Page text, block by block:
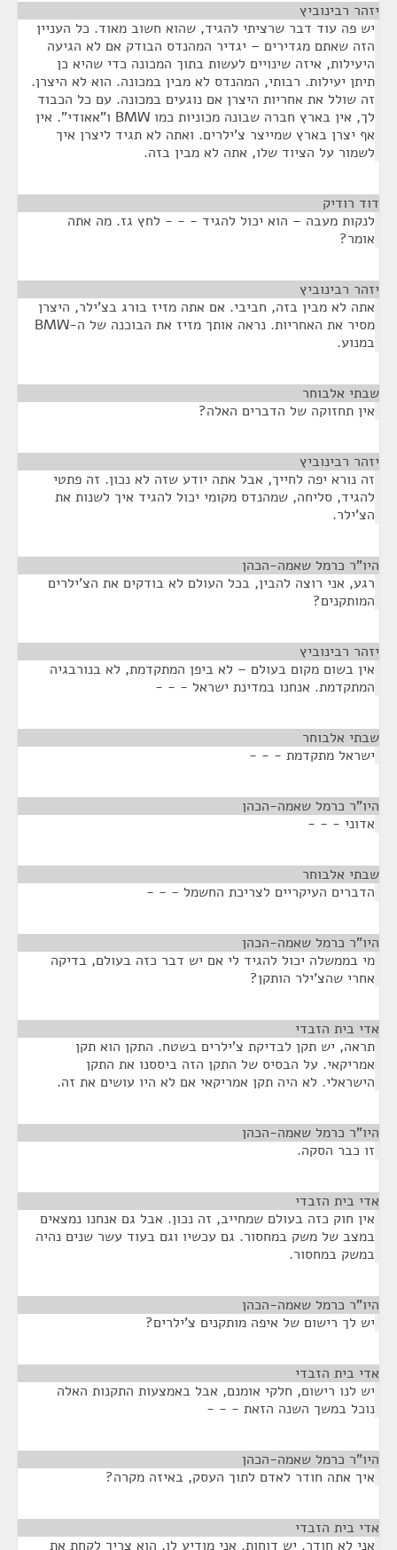
יזהר רבינוביץ
יש פה עוד דבר שרציתי להגיד, שהוא חשוב מאוד. כל העניין
הזה שאתם מגדירים – יגדיר המהנדס הבודק אם לא הגיעה
היעילות, איזה שינויים לעשות בתוך המכונה כדי שהיא כן
תיתן יעילות. רבותי, המהנדס לא מבין במכונה. הוא לא היצרן.
זה שולל את אחריות היצרן אם נוגעים במכונה. עם כל הכבוד
לך, אין בארץ חברה שבונה מכוניות כמו BMW ו"אאודי". אין
אף יצרן בארץ שמייצר צ'ילרים. ואתה לא תגיד ליצרן איך
לשמור על הציוד שלו, אתה לא מבין בזה.
דוד רודיק
לנקות מעבה – הוא יכול להגיד - - - לחץ גז. מה אתה
אומר?
יזהר רבינוביץ
אתה לא מבין בזה, חביבי. אם אתה מזיז בורג בצ'ילר, היצרן
מסיר את האחריות. נראה אותך מזיז את הבוכנה של ה-BMW
במנוע.
שבתי אלבוחר
אין תחזוקה של הדברים האלה?
יזהר רבינוביץ
זה נורא יפה לחייך, אבל אתה יודע שזה לא נכון. זה פתטי
להגיד, סליחה, שמהנדס מקומי יכול להגיד איך לשנות את
הצ'ילר.
היו"ר כרמל שאמה-הכהן
רגע, אני רוצה להבין, בכל העולם לא בודקים את הצ'ילרים
המותקנים?
יזהר רבינוביץ
אין בשום מקום בעולם – לא ביפן המתקדמת, לא בנורבגיה
המתקדמת. אנחנו במדינת ישראל - - -
שבתי אלבוחר
ישראל מתקדמת - - -
היו"ר כרמל שאמה-הכהן
אדוני - - -
שבתי אלבוחר
הדברים העיקריים לצריכת החשמל - - -
היו"ר כרמל שאמה-הכהן
מי בממשלה יכול להגיד לי אם יש דבר כזה בעולם, בדיקה
אחרי שהצ'ילר הותקן?
אדי בית הזבדי
תראה, יש תקן לבדיקת צ'ילרים בשטח. התקן הוא תקן
אמריקאי. על הבסיס של התקן הזה ביססנו את התקן
הישראלי. לא היה תקן אמריקאי אם לא היו עושים את זה.
היו"ר כרמל שאמה-הכהן
זו כבר הסקה.
אדי בית הזבדי
אין חוק כזה בעולם שמחייב, זה נכון. אבל גם אנחנו נמצאים
במצב של משק במחסור. גם עכשיו וגם בעוד עשר שנים נהיה
במשק במחסור.
היו"ר כרמל שאמה-הכהן
יש לך רישום של איפה מותקנים צ'ילרים?
אדי בית הזבדי
יש לנו רישום, חלקי אומנם, אבל באמצעות התקנות האלה
נוכל במשך השנה הזאת - - -
היו"ר כרמל שאמה-הכהן
איך אתה חודר לאדם לתוך העסק, באיזה מקרה?
אדי בית הזבדי
אני לא חודר. יש דוחות. אני מודיע לו, הוא צריך לקחת את